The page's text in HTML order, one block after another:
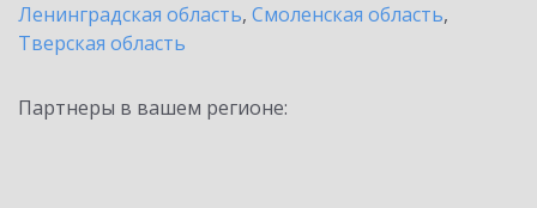
Ленинградская область, Смоленская область,
Тверская область
Партнеры в вашем регионе: